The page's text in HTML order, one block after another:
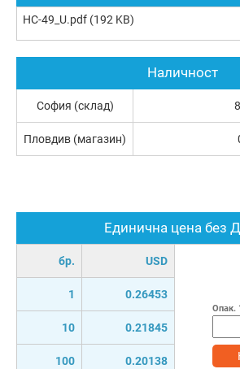
HC-49_U.pdf (192 KB)
Единична цена без
бр. USD
1 0.26453
10 0.21845
100 0.20138
Опак.
Наличност
София (склад)
Пловдив (магазин)